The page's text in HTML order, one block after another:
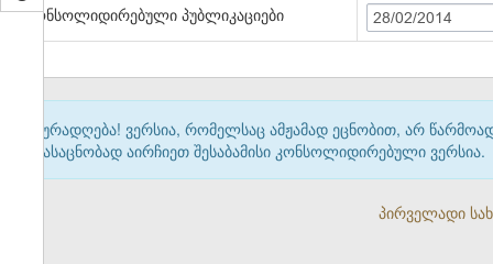
კონსოლიდირებული პუბლიკაციები
28/02/2014
ყურადღება! ვერსია, რომელსაც ამჟამად ეცნობით, არ
გასაცნობად აირჩიეთ შესაბამისი კონსოლიდირებული ვერსია.
პირველადი